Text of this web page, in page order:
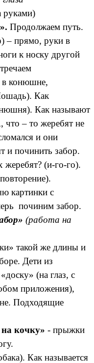
руками)
Продолжаем путь.
– прямо, руки в
к носку другой
в конюшне,
Как
Как называют
что – то жеребят не
и они
и починить забор.
жеребят? (и-го-го).
картинки с
починим забор.
(работа на
такой же длины и
Дети из
(на глаз, с
приложения),
Подходящие
кочку» - прыжки
Как называется